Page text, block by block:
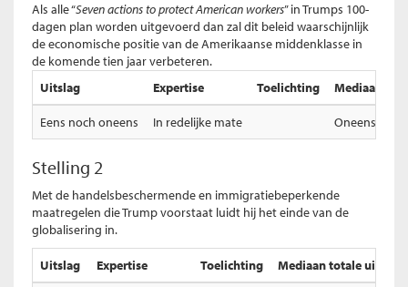
Als alle “Seven actions to protect American workers” in Trumps 100-
dagen plan worden uitgevoerd dan zal dit beleid waarschijnlijk
de economische positie van de Amerikaanse middenklasse in
de komende tien jaar verbeteren.
Uitslag
Expertise Toelichting Mediaan
Eens noch oneens In redelijke mate Oneens
Stelling 2
Met de handelsbeschermende en immigratiebeperkende
maatregelen die Trump voorstaat luidt hij het einde van de
globalisering in.
Uitslag Expertise Toelichting Mediaan totale uitslag